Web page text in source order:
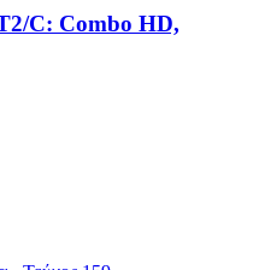
C: Combo HD,